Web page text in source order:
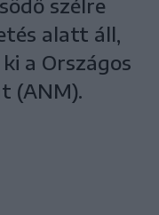
szélre
alatt áll,
a Országos
(ANM).